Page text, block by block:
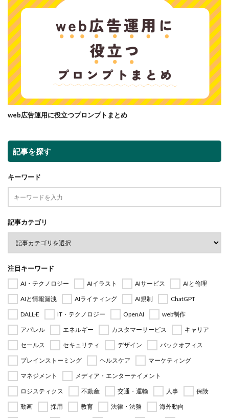
web広告運用に役立つプロンプトまとめ
記事を探す
キーワード
記事カテゴリ
注目キーワード
AI・テクノロジー AIイラスト AIサービス
AIと倫理
AIと情報漏洩
AIライティング AI規制
ChatGPT
DALL·E
IT・テクノロジー OpenAI
web制作
アパレル
エネルギー カスタマーサービス
キャリア
セールス
セキュリティ デザイン
バックオフィス
ブレインストーミング
ヘルスケア
マーケティング
マネジメント
メディア・エンターテイメント
ロジスティクス
不動産 交通・運輸 人事
保険
動画
採用 教育 法律・法務
海外動向